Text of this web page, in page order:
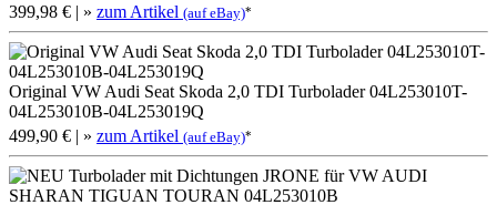
399,98 € | » zum Artikel (auf eBay)*
Original VW Audi Seat Skoda 2,0 TDI Turbolader 04L253010T-
04L253010B-04L253019Q
499,90 € | » zum Artikel (auf eBay)*